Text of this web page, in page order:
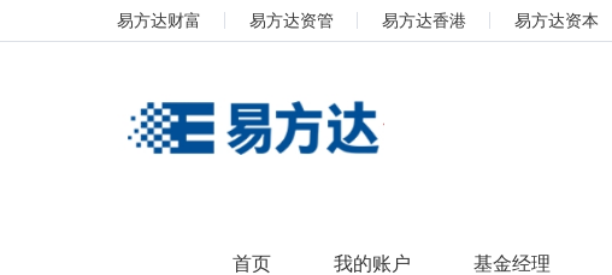
易方达财富 易方达资管 易方达香港 易方达资本
首页 我的账户 基金经理